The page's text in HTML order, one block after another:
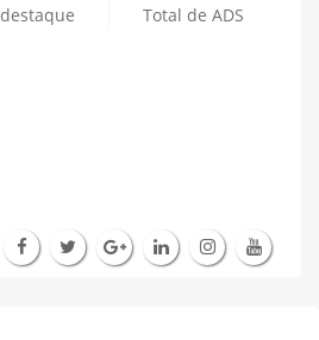
destaque Total de ADS